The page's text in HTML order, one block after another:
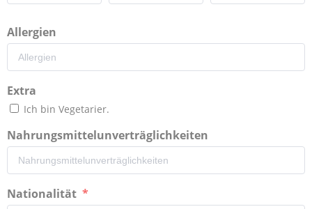
Allergien
Extra
Ich bin Vegetarier.
Nahrungsmittelunverträglichkeiten
Nationalität